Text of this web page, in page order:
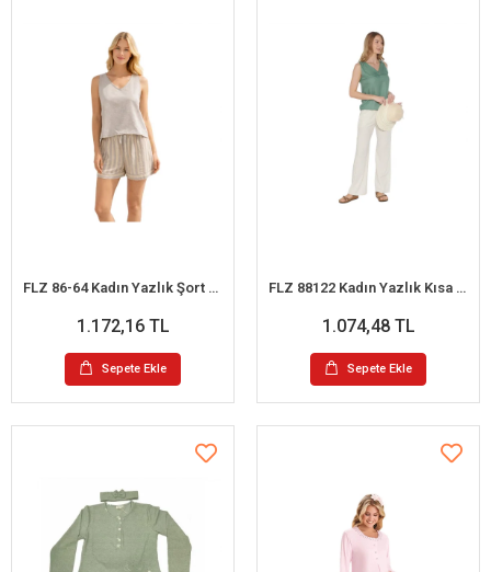
FLZ 86-64 Kadın Yazlık Şort Pijama Takım
1.172,16 TL
Sepete Ekle
FLZ 88122 Kadın Yazlık Kısa Kol Pijama Takım
1.074,48 TL
Sepete Ekle